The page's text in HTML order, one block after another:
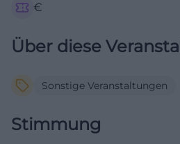
€
Über diese
Sonstige Veranstaltungen
Stimmung